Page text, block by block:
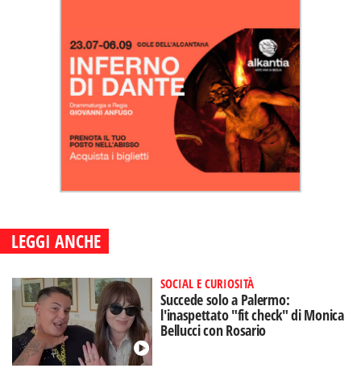
LEGGI ANCHE
SOCIAL E CURIOSITÀ
Succede solo a Palermo:
l'inaspettato "fit check" di Monica
Bellucci con Rosario